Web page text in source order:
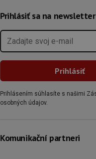
Prihlásiť sa na newsletter
Prihlásením súhlasíte s našimi
osobných údajov.
Komunikační partneri